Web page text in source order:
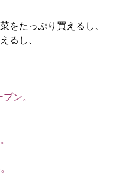
をたっぷり買えるし、
るし、
ン。